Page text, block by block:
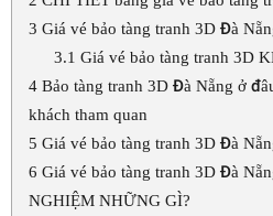
3 Giá vé bảo tàng tranh 3D Đà
3.1 Giá vé bảo tàng tranh 3D
4 Bảo tàng tranh 3D Đà Nẵng ở
khách tham quan
5 Giá vé bảo tàng tranh 3D Đà
6 Giá vé bảo tàng tranh 3D Đà
NGHIỆM NHỮNG GÌ?